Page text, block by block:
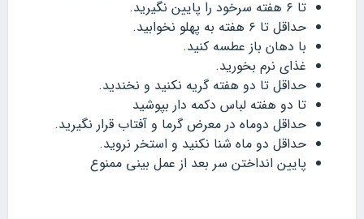
تا ۶ هفته سرخود را پایین نگیرید.
حداقل تا ۶ هفته به پهلو نخوابید.
با دهان باز عطسه کنید.
غذای نرم بخورید.
حداقل تا دو هفته گریه نکنید و نخندید.
تا دو هفته لباس دکمه دار بپوشید
حداقل دوماه در معرض گرما و آفتاب قرار نگیرید.
حداقل دو ماه شنا نکنید و استخر نروید.
پایین انداختن سر بعد از عمل بینی ممنوع